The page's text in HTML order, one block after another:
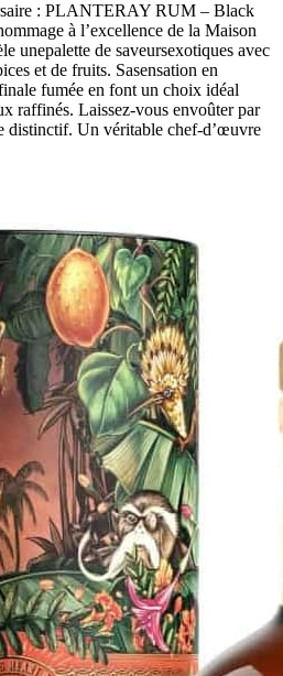
: PLANTERAY RUM – Black
à l’excellence de la Maison
unepalette de saveursexotiques avec
et de fruits. Sasensation en
fumée en font un choix idéal
raffinés. Laissez-vous envoûter par
distinctif. Un véritable chef-d’œuvre